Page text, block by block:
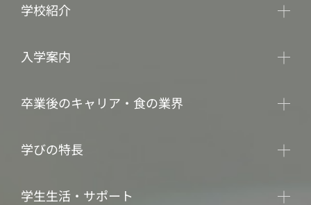
学校紹介
入学案内
卒業後のキャリア・食の業界
学びの特長
学生生活・サポート